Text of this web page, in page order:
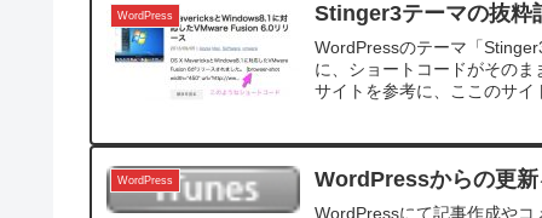
WordPress Stinger3テーマの抜粋
WordPressのテーマ「
に、ショートコードがその
サイトを参考に、ここのサ
WordPress WordPressからの更
WordPressにて記事作成や